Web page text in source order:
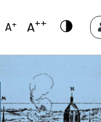
A+ A++